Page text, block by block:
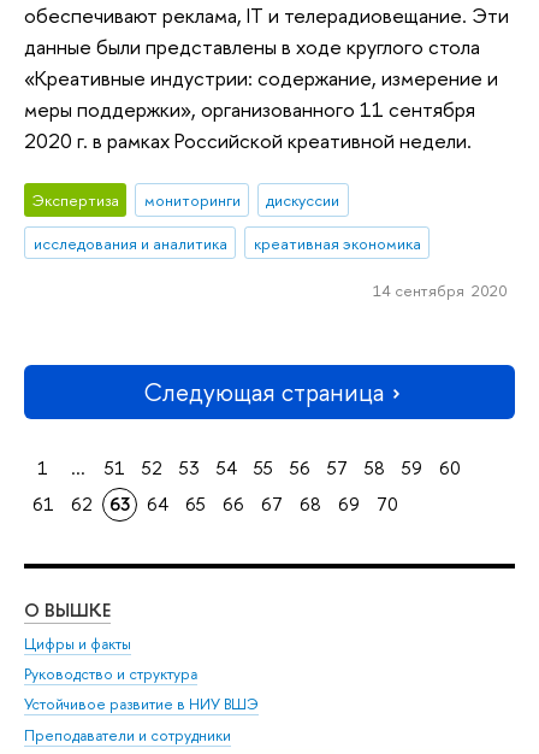
обеспечивают реклама, IT и телерадиовещание. Эти
данные были представлены в ходе круглого стола
«Креативные индустрии: содержание, измерение и
меры поддержки», организованного 11 сентября
2020 г. в рамках Российской креативной недели.
Экспертиза мониторинги
дискуссии
исследования и аналитика
креативная экономика
14 сентября 2020
Следующая страница
1 ... 51 52 53 54 55 56 57 58 59
60
61
62 63 64 65 66 67 68 69 70
О ВЫШКЕ
Цифры и факты
Руководство и структура
Устойчивое развитие в НИУ ВШЭ
Преподаватели и сотрудники